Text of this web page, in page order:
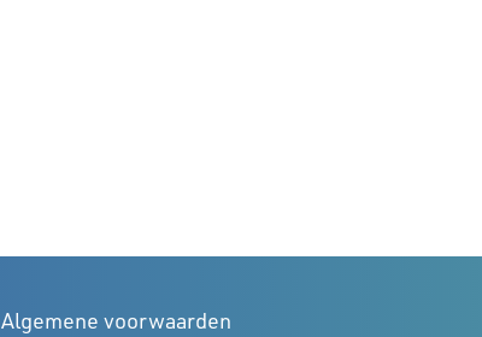
Algemene voorwaarden